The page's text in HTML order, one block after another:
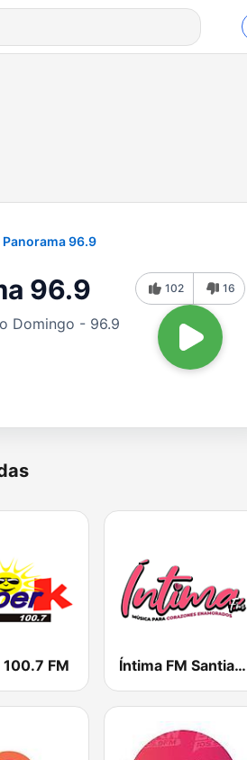
Panorama 96.9
96.9
Domingo - 96.9
102 16
FM Íntima FM Santiago